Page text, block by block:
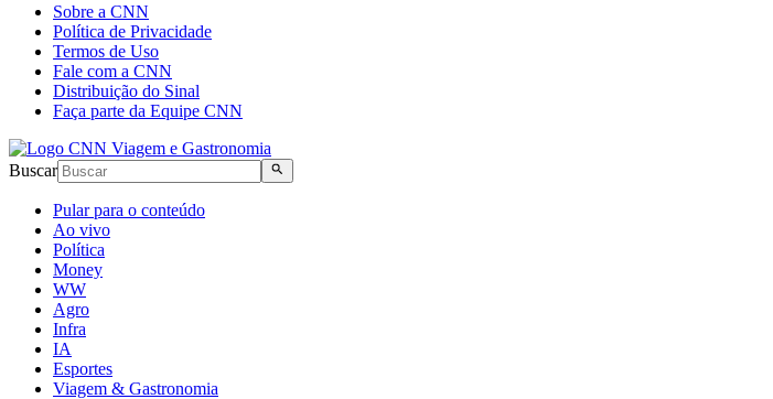
Sobre a CNN
Política de Privacidade
Termos de Uso
Fale com a CNN
Distribuição do Sinal
Faça parte da Equipe CNN
Buscar
Pular para o conteúdo
Ao vivo
Política
Money
WW
Agro
Infra
IA
Esportes
Viagem & Gastronomia